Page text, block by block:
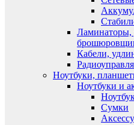
Ламинаторы,
Кабели,
Ноутбуки,
Ноутбуки и
Сумки